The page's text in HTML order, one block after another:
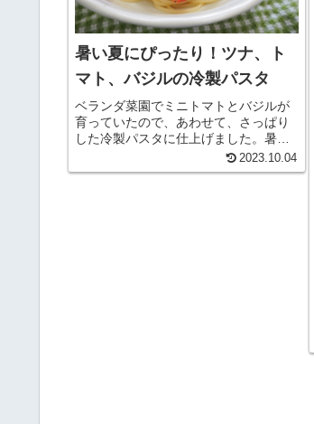
暑い夏にぴったり！ツナ、ト
マト、バジルの冷製パスタ
ベランダ菜園でミニトマトとバジルが
育っていたので、あわせて、さっぱり
した冷製パスタに仕上げました。暑い
日のブランチでしたが、適度な酸味と
バジルの香りが爽やかで涼しい気分に
2023.10.04